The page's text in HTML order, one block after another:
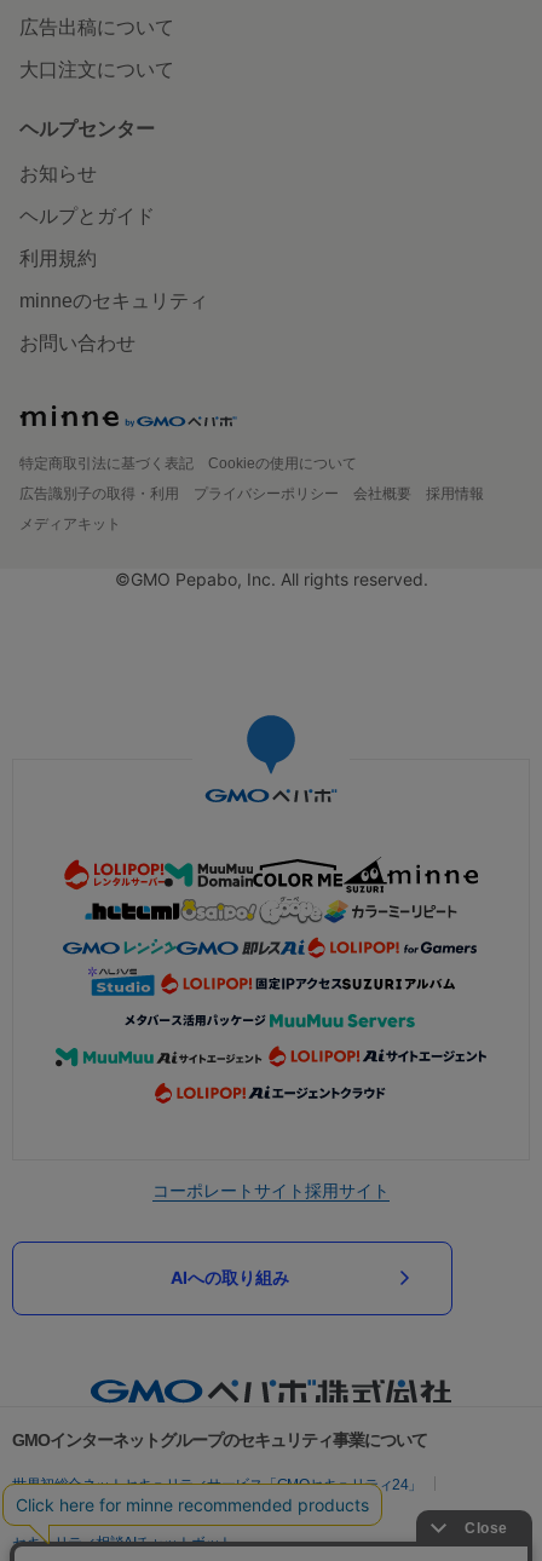
広告出稿について
大口注文について
ヘルプセンター
お知らせ
ヘルプとガイド
利用規約
minneのセキュリティ
お問い合わせ
特定商取引法に基づく表記
Cookieの使用について
広告識別子の取得・利用
プライバシーポリシー 会社概要
採用情報
メディアキット
©GMO Pepabo, Inc. All rights reserved.
コーポレートサイト採用サイト
AIへの取り組み
GMOインターネットグループのセキュリティ事業について
世界初総合ネットセキュリティサービス「GMOセキュリティ24」
パスワード漏洩診断
Webサイトリスク診断
セキュリティ相談AIチャットボット